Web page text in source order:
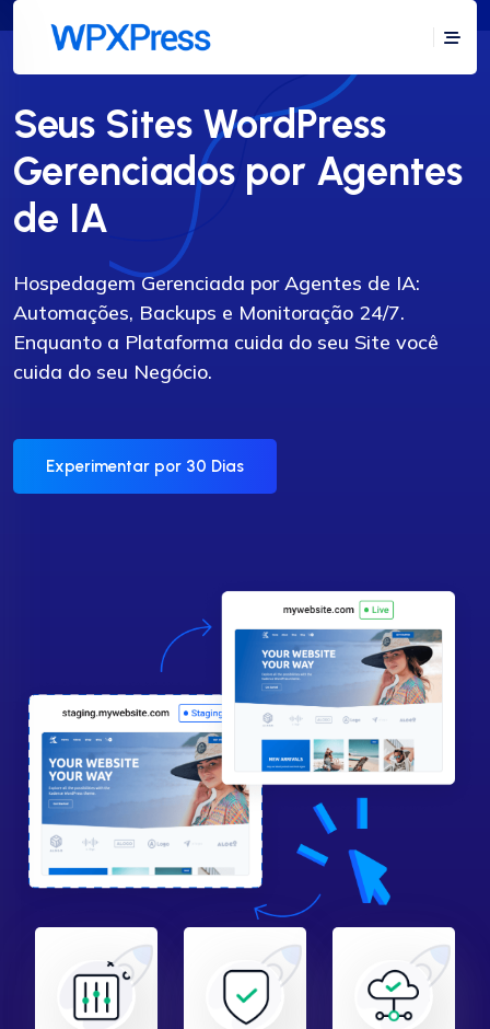
Seus Sites WordPress
Gerenciados por Agentes
de IA
Hospedagem Gerenciada por Agentes de IA:
Automações, Backups e Monitoração 24/7.
Enquanto a Plataforma cuida do seu Site você
cuida do seu Negócio.
Experimentar por 30 Dias